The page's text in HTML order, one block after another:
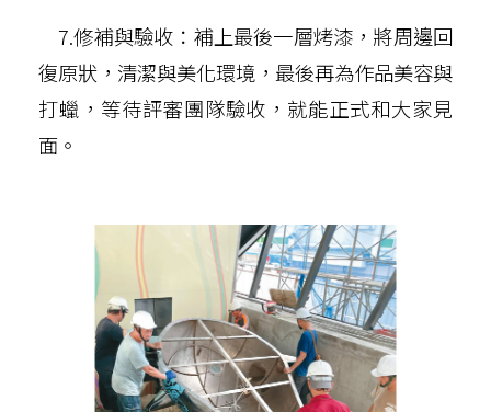
7.修補與驗收：補上最後一層烤漆，將周邊回
復原狀，清潔與美化環境，最後再為作品美容與
打蠟，等待評審團隊驗收，就能正式和大家見
面。